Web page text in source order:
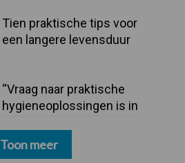
Tien praktische tips voor
een langere levensduur
“Vraag naar praktische
hygieneoplossingen is in
Toon meer